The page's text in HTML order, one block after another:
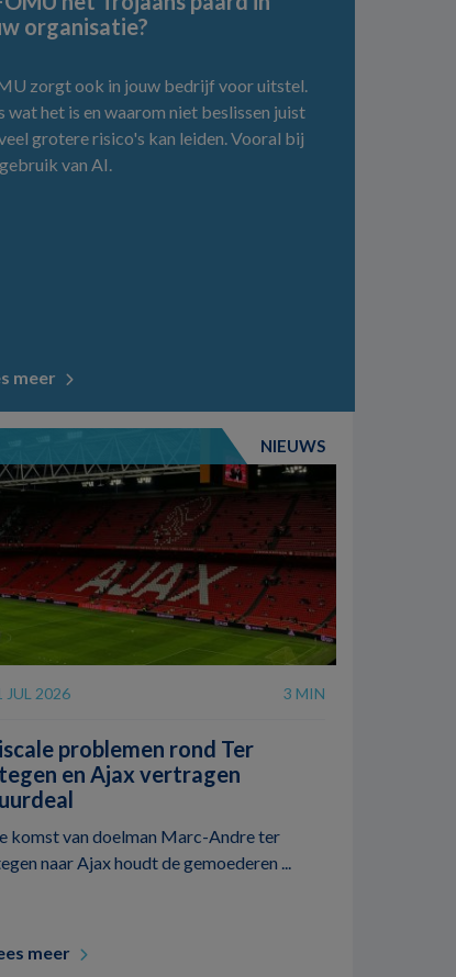
organisatie?
zorgt ook in jouw bedrijf voor uitstel.
wat het is en waarom niet beslissen juist
grotere risico's kan leiden. Vooral bij
van AI.
meer
NIEUWS
JUL 2026 3 MIN
problemen rond Ter
en Ajax vertragen
komst van doelman Marc-Andre ter
naar Ajax houdt de gemoederen ...
meer